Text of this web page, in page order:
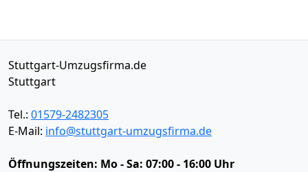
Stuttgart-Umzugsfirma.de
Stuttgart
Tel.: 01579-2482305
E-Mail: info@stuttgart-umzugsfirma.de
Öffnungszeiten: Mo - Sa: 07:00 - 16:00 Uhr